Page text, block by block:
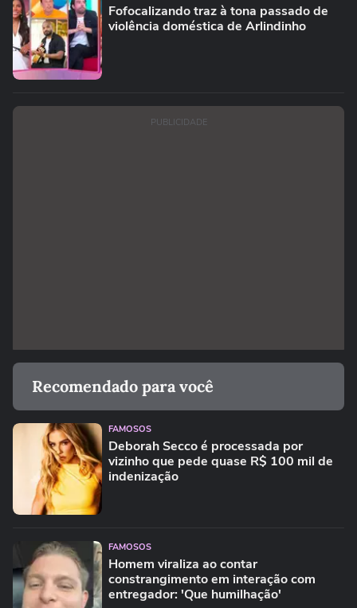
Fofocalizando traz à tona passado de
violência doméstica de Arlindinho
PUBLICIDADE
Recomendado para você
FAMOSOS
Deborah Secco é processada por
vizinho que pede quase R$ 100 mil de
indenização
FAMOSOS
Homem viraliza ao contar
constrangimento em interação com
entregador: 'Que humilhação'